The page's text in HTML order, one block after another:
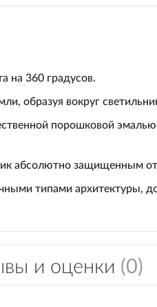
на 360 градусов.
образуя вокруг
порошковой
абсолютно защищенным
типами архитектуры,
и оценки (0)